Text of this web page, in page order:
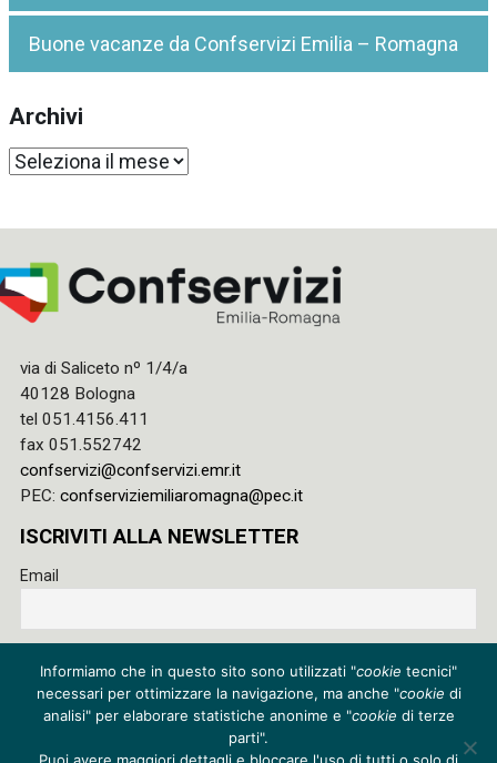
Buone vacanze da Confservizi Emilia – Romagna
Archivi
Archivi
via di Saliceto nº 1/4/a
40128 Bologna
tel 051.4156.411
fax 051.552742
confservizi@confservizi.emr.it
PEC: confserviziemiliaromagna@pec.it
ISCRIVITI ALLA NEWSLETTER
Email
al trattamento dei miei dati
Privacy policy
Cookie policy
Informiamo che in questo sito sono utilizzati "cookie tecnici"
necessari per ottimizzare la navigazione, ma anche "cookie di
analisi" per elaborare statistiche anonime e "cookie di terze
parti".